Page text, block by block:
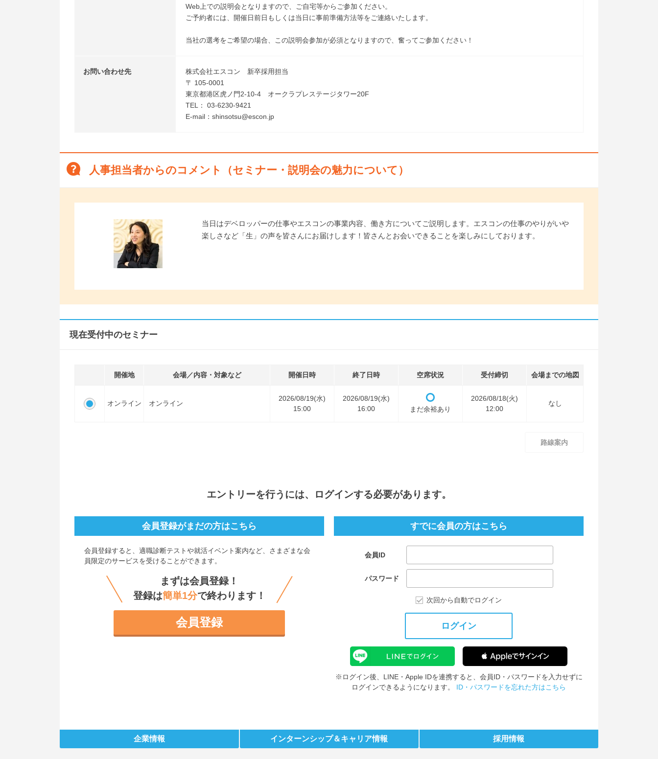
Web上での説明会となりますので、ご自宅等からご参加ください。
ご予約者には、開催日前日もしくは当日に事前準備方法等をご連絡いたします。
当社の選考をご希望の場合、この説明会参加が必須となりますので、奮ってご参加ください！
お問い合わせ先
株式会社エスコン 新卒採用担当
〒 105-0001
東京都港区虎ノ門2-10-4 オークラプレステージタワー20F
TEL： 03-6230-9421
E-mail：shinsotsu@escon.jp
人事担当者からのコメント（セミナー・説明会の魅力について）
当日はデベロッパーの仕事やエスコンの事業内容、働き方についてご説明します。エスコンの仕事のやりがいや
楽しさなど「生」の声を皆さんにお届けします！皆さんとお会いできることを楽しみにしております。
現在受付中のセミナー
開催地 会場／内容・対象など 開催日時 終了日時 空席状況 受付締切 会場までの地図
オンライン オンライン
2026/08/19(水)
15:00
2026/08/19(水)
16:00
まだ余裕あり
2026/08/18(火)
12:00
なし
路線案内
エントリーを行うには、ログインする必要があります。
すでに会員の方はこちら
会員ID
パスワード
次回から自動でログイン
ログイン
※ログイン後、LINE・Apple IDを連携すると、会員ID・パスワードを入力せずに
ログインできるようになります。 ID・パスワードを忘れた方はこちら
会員登録がまだの方はこちら
会員登録すると、 適職診断テストや就活イベント案内など、さまざまな会
員限定のサービスを受けることができます。
まずは会員登録！
登録は簡単1分で終わります！
会員登録
企業情報 インターンシップ＆キャリア情報 採用情報